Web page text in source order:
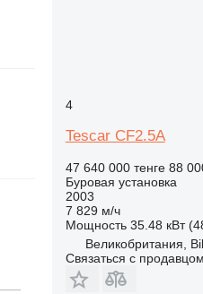
4
Tescar CF2.5A
47 640 000 тенге 88
Буровая установка
2003
7 829 м/ч
Мощность 35.48 кВт
Великобритания,
Связаться с продавцом